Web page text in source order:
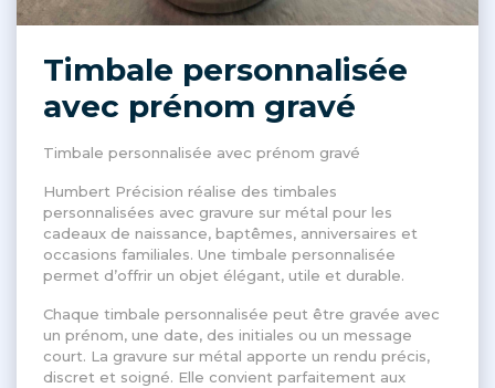
Timbale personnalisée
avec prénom gravé
Timbale personnalisée avec prénom gravé
Humbert Précision réalise des timbales
personnalisées avec gravure sur métal pour les
cadeaux de naissance, baptêmes, anniversaires et
occasions familiales. Une timbale personnalisée
permet d’offrir un objet élégant, utile et durable.
Chaque timbale personnalisée peut être gravée avec
un prénom, une date, des initiales ou un message
court. La gravure sur métal apporte un rendu précis,
discret et soigné. Elle convient parfaitement aux